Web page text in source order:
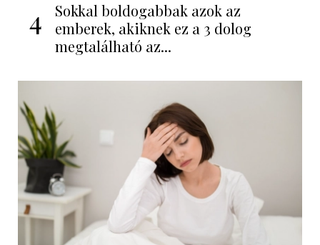
4
Sokkal boldogabbak azok az
emberek, akiknek ez a 3 dolog
megtalálható az...